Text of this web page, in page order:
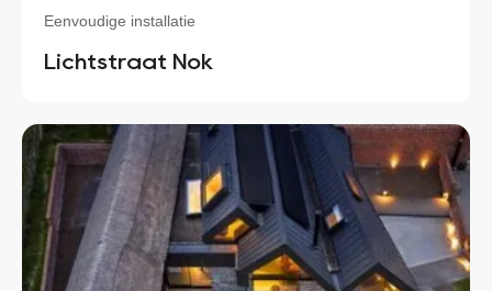
Eenvoudige installatie
Lichtstraat Nok